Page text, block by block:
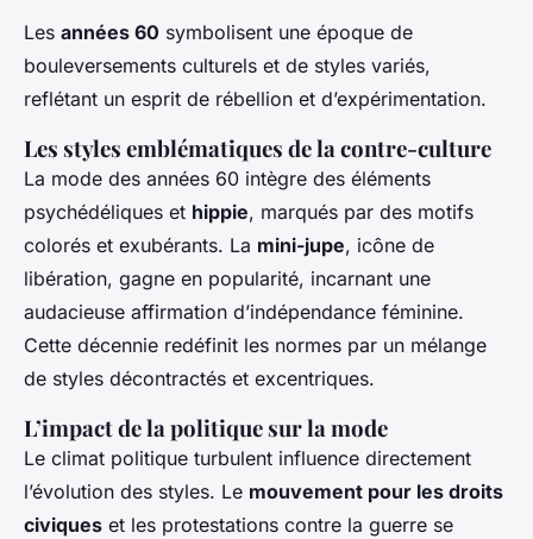
Les années 60 symbolisent une époque de
bouleversements culturels et de styles variés,
reflétant un esprit de rébellion et d’expérimentation.
Les styles emblématiques de la contre-culture
La mode des années 60 intègre des éléments
psychédéliques et hippie, marqués par des motifs
colorés et exubérants. La mini-jupe, icône de
libération, gagne en popularité, incarnant une
audacieuse affirmation d’indépendance féminine.
Cette décennie redéfinit les normes par un mélange
de styles décontractés et excentriques.
L’impact de la politique sur la mode
Le climat politique turbulent influence directement
l’évolution des styles. Le mouvement pour les droits
civiques et les protestations contre la guerre se